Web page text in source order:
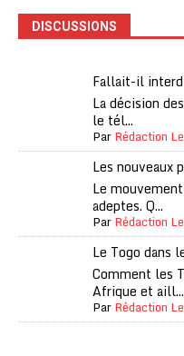
DISCUSSIONS
Fallait-il
La décision
le tél...
ParRédaction
Les nouveaux
Le
adeptes. Q...
ParRédaction
Le Togo dans
Comment les
Afrique et aill...
ParRédaction